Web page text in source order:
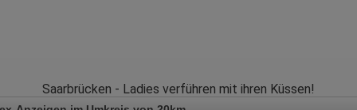
Saarbrücken - Ladies verführen mit ihren Küssen!